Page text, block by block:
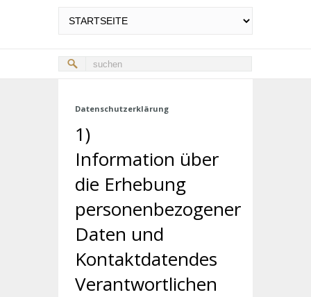
Datenschutzerklärung
1)
Information über
die Erhebung
personenbezogener
Daten und
Kontaktdatendes
Verantwortlichen